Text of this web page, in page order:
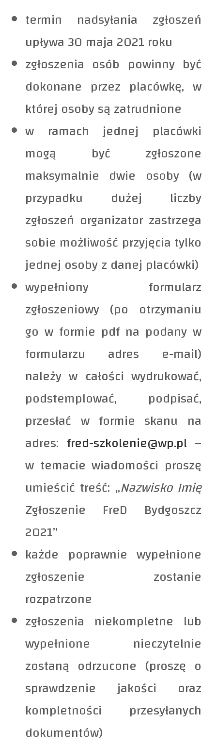
termin nadsyłania zgłoszeń
upływa 30 maja 2021 roku
zgłoszenia osób powinny być
dokonane przez placówkę, w
której osoby są zatrudnione
w ramach jednej placówki
mogą być zgłoszone
maksymalnie dwie osoby (w
przypadku dużej liczby
zgłoszeń organizator zastrzega
sobie możliwość przyjęcia tylko
jednej osoby z danej placówki)
wypełniony formularz
zgłoszeniowy (po otrzymaniu
go w formie pdf na podany w
formularzu adres e-mail)
należy w całości wydrukować,
podstemplować, podpisać,
przesłać w formie skanu na
adres: fred-szkolenie@wp.pl –
w temacie wiadomości proszę
umieścić treść: „Nazwisko Imię
Zgłoszenie FreD Bydgoszcz
2021”
każde poprawnie wypełnione
zgłoszenie zostanie
rozpatrzone
zgłoszenia niekompletne lub
wypełnione nieczytelnie
zostaną odrzucone (proszę o
sprawdzenie jakości oraz
kompletności przesyłanych
dokumentów)